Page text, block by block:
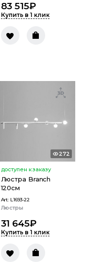
83 515₽
Купить в 1 клик
272
доступен к заказу
Люстра Branch
120см
Art: L1693-22
Люстры
31 645₽
Купить в 1 клик